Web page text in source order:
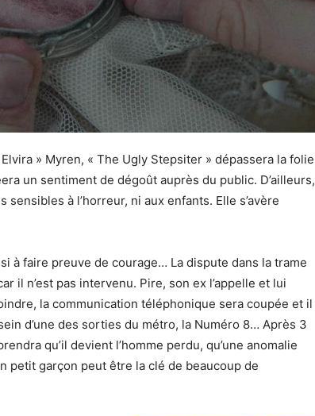
» Myren, « The Ugly Stepsiter » dépassera la folie
un sentiment de dégoût auprès du public. D’ailleurs,
à l’horreur, ni aux enfants. Elle s’avère
à faire preuve de courage… La dispute dans la trame
il n’est pas intervenu. Pire, son ex l’appelle et lui
la communication téléphonique sera coupée et il
d’une des sorties du métro, la Numéro 8… Après 3
qu’il devient l’homme perdu, qu’une anomalie
petit garçon peut être la clé de beaucoup de